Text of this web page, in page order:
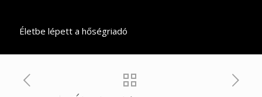
Életbe lépett a hőségriadó